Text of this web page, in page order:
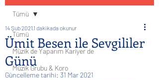
Tümü
Müzik de Yaparım Kariyer de
Müzik Grubu & Koro
Tümü
Ümit Besen ile Sevgililer
Günü
14 Şub 2021 1 dakikada okunur
Güncelleme tarihi: 31 Mar 2021